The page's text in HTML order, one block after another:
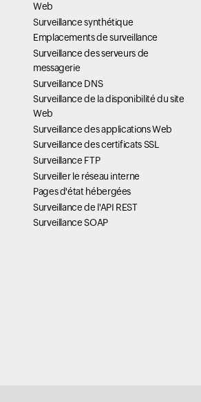
Web
Surveillance synthétique
Emplacements de surveillance
Surveillance des serveurs de
messagerie
Surveillance DNS
Surveillance de la disponibilité du site
Web
Surveillance des applications Web
Surveillance des certificats SSL
Surveillance FTP
Surveiller le réseau interne
Pages d'état hébergées
Surveillance de l'API REST
Surveillance SOAP